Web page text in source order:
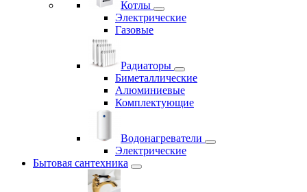
Котлы
Электрические
Газовые
Радиаторы
Биметаллические
Алюминиевые
Комплектующие
Водонагреватели
Электрические
Бытовая сантехника